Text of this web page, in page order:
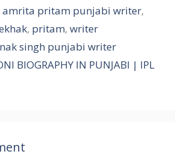
amrita pritam punjabi writer,
, pritam, writer
singh punjabi writer
BIOGRAPHY IN PUNJABI | IPL